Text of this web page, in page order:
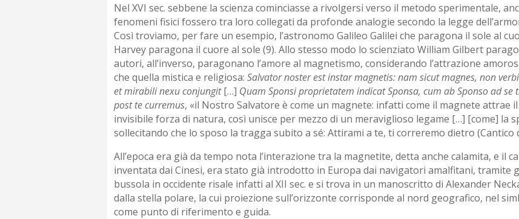
Nel XVI sec. sebbene la scienza cominciasse a rivolgersi verso il metodo sperimentale,
fenomeni fisici fossero tra loro collegati da profonde analogie secondo la legge
Così troviamo, per fare un esempio, l’astronomo Galileo Galilei che paragona il sole al
Harvey paragona il cuore al sole (9). Allo stesso modo lo scienziato William Gilbert
autori, all’inverso, paragonano l’amore al magnetismo, considerando l’attrazione
che quella mistica e religiosa: Salvator noster est instar magnetis: nam sicut magnes, non
et mirabili nexu conjungit[…] Quam Sponsi proprietatem indicat Sponsa, cum ab Sponso ad
post te curremus, «il Nostro Salvatore è come un magnete: infatti come il magnete attrae
invisibile forza di natura, così unisce per mezzo di un meraviglioso legame […] [come] la
sollecitando che lo sposo la tragga subito a sé: Attirami a te, ti correremo dietro (Cantico
All’epoca era già da tempo nota l’interazione tra la magnetite, detta anche calamita, e il
inventata dai Cinesi, era stato già introdotto in Europa dai navigatori amalfitani, tramite
bussola in occidente risale infatti al XII sec. e si trova in un manoscritto di Alexander
dalla stella polare, la cui proiezione sull’orizzonte corrisponde al nord geografico, nel
come punto di riferimento e guida.